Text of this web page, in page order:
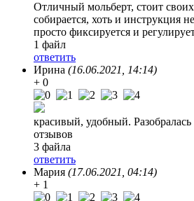
Отличный мольберт, стоит своих
собирается, хоть и инструкция
просто фиксируется и
1 файл
ответить
Ирина (16.06.2021, 14:14)
+ 0
красивый, удобный.
отзывов
3 файла
ответить
Мария (17.06.2021, 04:14)
+ 1